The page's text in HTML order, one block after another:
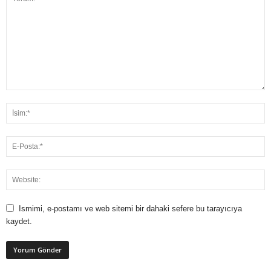
Ismimi, e-postamı ve web sitemi bir dahaki sefere bu tarayıcıya
kaydet.